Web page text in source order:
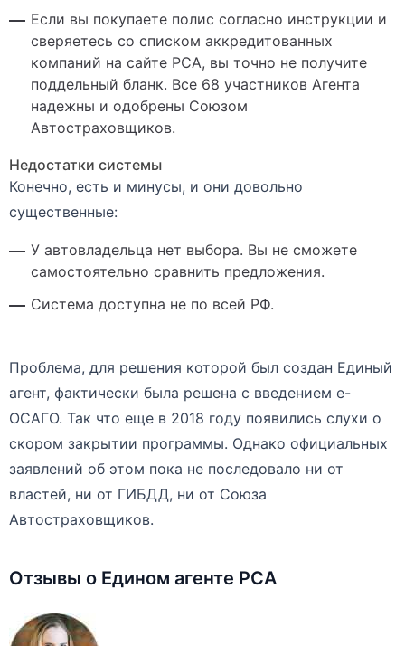
Если вы покупаете полис согласно инструкции и
сверяетесь со списком аккредитованных
компаний на сайте РСА, вы точно не получите
поддельный бланк. Все 68 участников Агента
надежны и одобрены Союзом
Автостраховщиков.
Недостатки системы
Конечно, есть и минусы, и они довольно
существенные:
У автовладельца нет выбора. Вы не сможете
самостоятельно сравнить предложения.
Система доступна не по всей РФ.
Проблема, для решения которой был создан Единый
агент, фактически была решена с введением е-
ОСАГО. Так что еще в 2018 году появились слухи о
скором закрытии программы. Однако официальных
заявлений об этом пока не последовало ни от
властей, ни от ГИБДД, ни от Союза
Автостраховщиков.
Отзывы о Едином агенте РСА